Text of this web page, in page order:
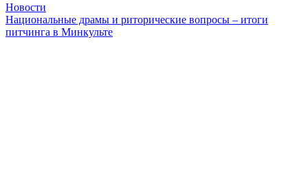
Новости
Национальные драмы и риторические вопросы – итоги
питчинга в Минкульте